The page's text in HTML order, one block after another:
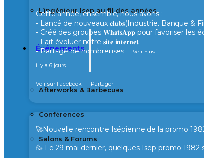
L’ingénieur Isep au fil des années
Événements
Afterworks & Barbecues
Conférences
Salons & Forums
Cette année, ensemble, nous avons :
- Lancé de nouveaux 𝐜𝐥𝐮𝐛𝐬(Industrie, Banque &
- Créé des groupes 𝐖𝐡𝐚𝐭𝐬𝐀𝐩𝐩 pour favoriser les
- Fait évoluer notre 𝐬𝐢𝐭𝐞 𝐢𝐧𝐭𝐞𝐫𝐧𝐞𝐭
- Partagé de nombreuses ... Voir plus
il y a 6 jours
Voir sur Facebook · Partager
🚀Nouvelle rencontre Isépienne de la promo
🥳 Le 29 mai dernier, quelques Isep promo